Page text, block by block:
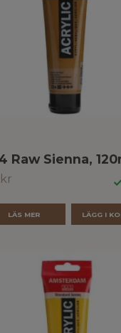
Raw Sienna,
LÄS MER